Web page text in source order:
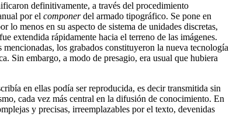
definitivamente, a través del procedimiento
por el componerdel armado tipográfico. Se pone en
menos en su aspecto de sistema de unidades discretas,
extendida rápidamente hacia el terreno de las imágenes.
mencionadas, los grabados constituyeron la nueva tecnología
Sin embargo, a modo de presagio, era usual que hubiera
en ellas podía ser reproducida, es decir transmitida sin
cada vez más central en la difusión de conocimiento. En
y precisas, irreemplazables por el texto, devenidas